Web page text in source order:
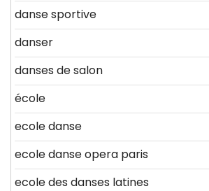
danse sportive
danser
danses de salon
école
ecole danse
ecole danse opera paris
ecole des danses latines